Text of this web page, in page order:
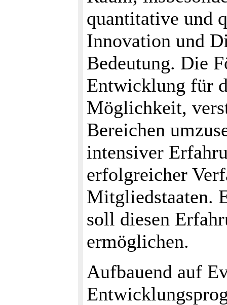
quantitative und
Innovation und
Bedeutung. Die
Entwicklung für
Möglichkeit,
Bereichen
intensiver
erfolgreicher
Mitgliedstaaten.
soll diesen
ermöglichen.
Aufbauend auf